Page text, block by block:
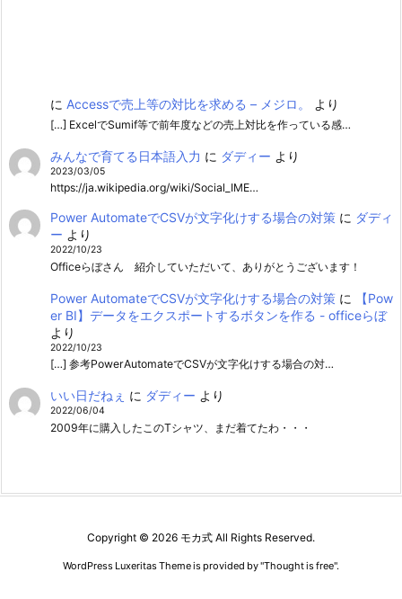
に Accessで売上等の対比を求める – メジロ。 より
[…] ExcelでSumif等で前年度などの売上対比を作っている感…
みんなで育てる日本語入力 に ダディー より
2023/03/05
https://ja.wikipedia.org/wiki/Social_IME…
Power AutomateでCSVが文字化けする場合の対策に ダディ
ー より
2022/10/23
Officeらぼさん 紹介していただいて、ありがとうございます！
Power AutomateでCSVが文字化けする場合の対策に
【Pow
er BI】データをエクスポートするボタンを作る - officeらぼ
より
2022/10/23
[…] 参考PowerAutomateでCSVが文字化けする場合の対…
いい日だねぇ に ダディー より
2022/06/04
2009年に購入したこのTシャツ、まだ着てたわ・・・
Copyright © 2026 モカ式 All Rights Reserved.
WordPress Luxeritas Theme is provided by "Thought is free".